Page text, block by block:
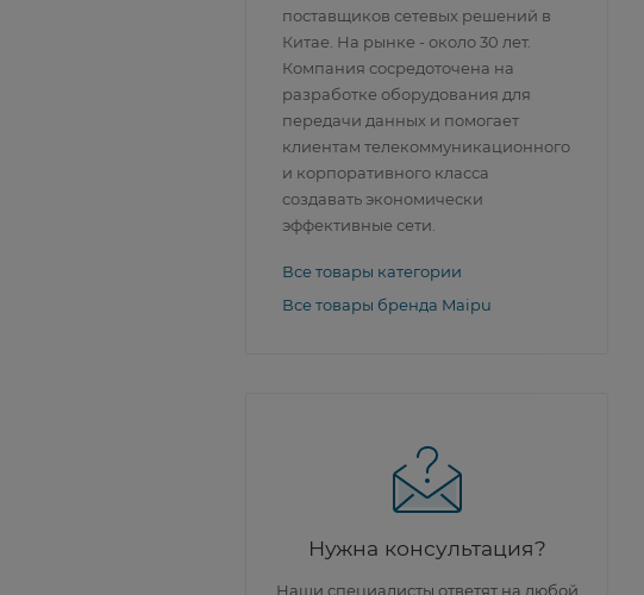
поставщиков сетевых решений в
Китае. На рынке - около 30 лет.
Компания сосредоточена на
разработке оборудования для
передачи данных и помогает
клиентам телекоммуникационного
и корпоративного класса
создавать экономически
эффективные сети.
Все товары категории
Все товары бренда Maipu
Нужна консультация?
Наши специалисты ответят на любой